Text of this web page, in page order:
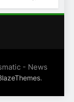
- News
.